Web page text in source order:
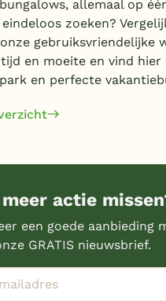
allemaal op
zoeken?
gebruiksvriendelijke
tijd en moeite en vind hier
en perfecte
actie
een goede aanbieding
GRATIS nieuwsbrief.